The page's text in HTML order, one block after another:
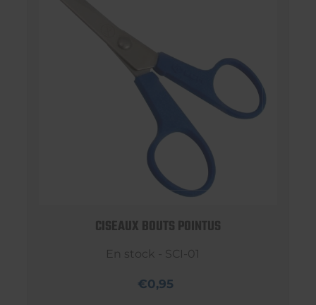
CISEAUX BOUTS POINTUS
En stock - SCI-01
€0,95